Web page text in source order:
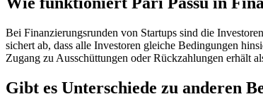
Bei Finanzierungsrunden von Startups sind die
sichert ab, dass alle Investoren gleiche Bedingungen
Zugang zu Ausschüttungen oder Rückzahlungen erhält
Gibt es Unterschiede zu anderen